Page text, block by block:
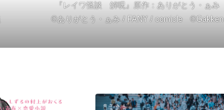
『レイワ怪談 解呪』原作：ありがとう・ぁみ
©ありがとう・ぁみ / FANY / comicle ©Gakken